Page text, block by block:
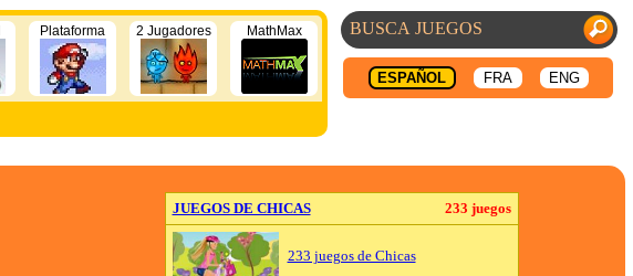
ESPAÑOL FRA ENG
Plataforma 2 Jugadores MathMax
JUEGOS DE CHICAS 233 juegos
233 juegos de Chicas